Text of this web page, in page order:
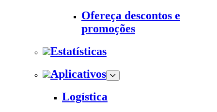
Ofereça descontos e
promoções
Estatísticas
Aplicativos
Logística